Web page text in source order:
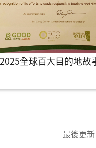
2025全球百大目的地故
最後更新